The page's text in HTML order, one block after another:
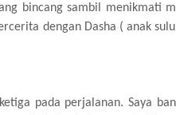
bincang sambil menikmati
dengan Dasha ( anak
pada perjalanan. Saya